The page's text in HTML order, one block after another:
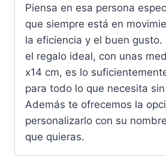
Piensa en esa persona
que siempre está en
la eficiencia y el buen gusto.
el regalo ideal, con unas
x14 cm, es lo
para todo lo que necesita
Además te ofrecemos la
personalizarlo con su
que quieras.